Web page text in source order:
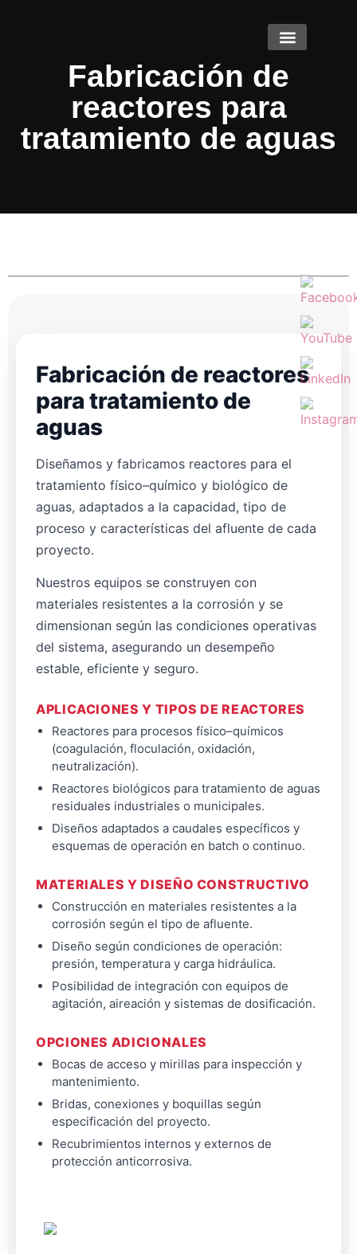
Fabricación de
reactores para
tratamiento de aguas
Fabricación de reactores
para tratamiento de
aguas
Diseñamos y fabricamos reactores para el
tratamiento físico–químico y biológico de
aguas, adaptados a la capacidad, tipo de
proceso y características del afluente de cada
proyecto.
Nuestros equipos se construyen con
materiales resistentes a la corrosión y se
dimensionan según las condiciones operativas
del sistema, asegurando un desempeño
estable, eficiente y seguro.
APLICACIONES Y TIPOS DE REACTORES
Reactores para procesos físico–químicos
(coagulación, floculación, oxidación,
neutralización).
Reactores biológicos para tratamiento de aguas
residuales industriales o municipales.
Diseños adaptados a caudales específicos y
esquemas de operación en batch o continuo.
MATERIALES Y DISEÑO CONSTRUCTIVO
Construcción en materiales resistentes a la
corrosión según el tipo de afluente.
Diseño según condiciones de operación:
presión, temperatura y carga hidráulica.
Posibilidad de integración con equipos de
agitación, aireación y sistemas de dosificación.
OPCIONES ADICIONALES
Bocas de acceso y mirillas para inspección y
mantenimiento.
Bridas, conexiones y boquillas según
especificación del proyecto.
Recubrimientos internos y externos de
protección anticorrosiva.